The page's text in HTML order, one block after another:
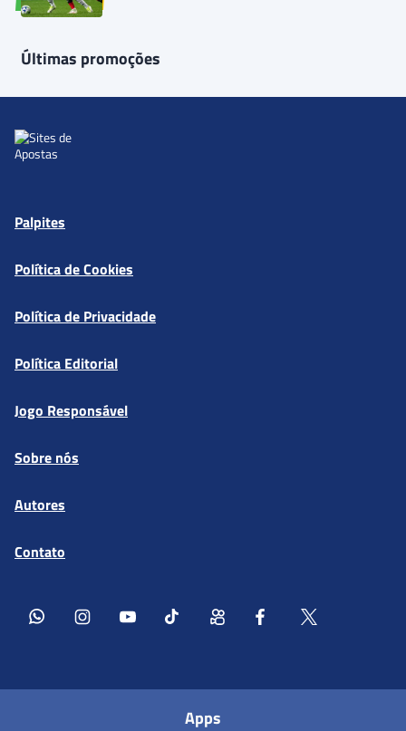
Últimas promoções
Palpites
Política de Cookies
Política de Privacidade
Política Editorial
Jogo Responsável
Sobre nós
Autores
Contato
Apps